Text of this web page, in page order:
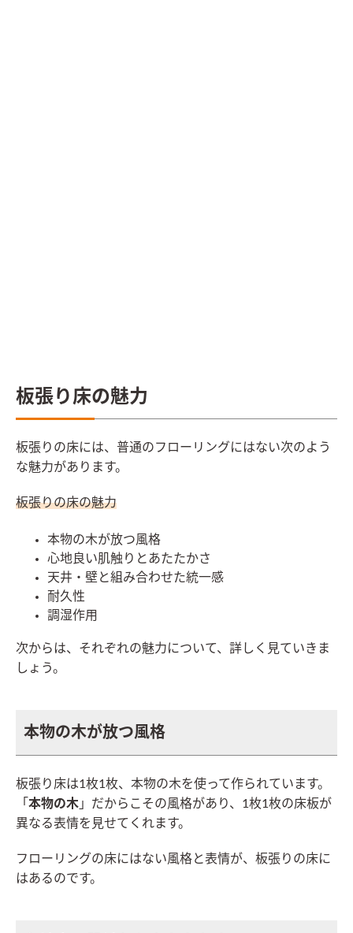
板張り床の魅力
板張りの床には、普通のフローリングにはない次のよう
な魅力があります。
板張りの床の魅力
本物の木が放つ風格
心地良い肌触りとあたたかさ
天井・壁と組み合わせた統一感
耐久性
調湿作用
次からは、それぞれの魅力について、詳しく見ていきま
しょう。
本物の木が放つ風格
板張り床は1枚1枚、本物の木を使って作られています。
「 本物の木 」だからこその風格があり、1枚1枚の床板が
異なる表情を見せてくれます。
フローリングの床にはない風格と表情が、板張りの床に
はあるのです。